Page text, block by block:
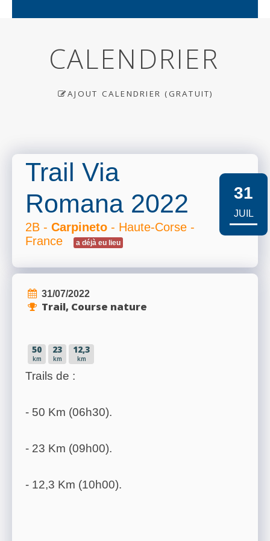
CALENDRIER
AJOUT CALENDRIER (GRATUIT)
Trail Via
Romana 2022
2B - Carpineto - Haute-Corse -
France
a déjà eu lieu
31
JUIL
31/07/2022
Trail, Course nature
50
km
23
km
12,3
km
Trails de :
- 50 Km (06h30).
- 23 Km (09h00).
- 12,3 Km (10h00).